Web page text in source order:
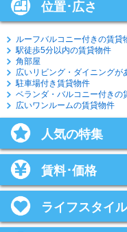
位置･広さ
ルーフバルコニー付きの賃貸
駅徒歩5分以内の賃貸物件
角部屋
広いリビング・ダイニングが
駐車場付き賃貸物件
ベランダ・バルコニー付きの
広いワンルームの賃貸物件
人気の特集
賃料･価格
ライフスタイル